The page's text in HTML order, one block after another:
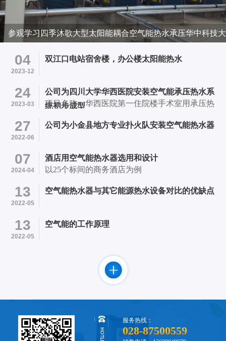
参观学习四季沐歌大型太阳能耦合空气能热水承压华中科技大
04
2023-12
双江口电站宿舍楼，办公楼太阳能热水
24
2023-03
公司为四川大学华西医院安装空气能承压热水系
统初步成型
项目名称：华西医院第一住院楼手术室用承压热
医院内 项目简介：采用成都市笨笨机电设备有限
公司提供的4台四季沐歌超低温空气能13P热水机
27
2022-06
公司为小金县地方专业扑火队安装空气能热水器
07
2024-04
酒店用空气能热水器选用和设计
以25个标间的商务酒店为例
13
2022-05
空气能热水器与其它能源热水设备对比的优缺点
13
2022-05
空气能的工作原理
服务热线：
028-87500559